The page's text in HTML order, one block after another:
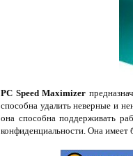
PC Speed Maximizer
способна удалить неверные и
она способна поддерживать
конфиденциальности. Она имеет